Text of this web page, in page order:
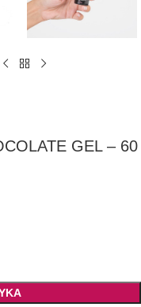
GEL – 60